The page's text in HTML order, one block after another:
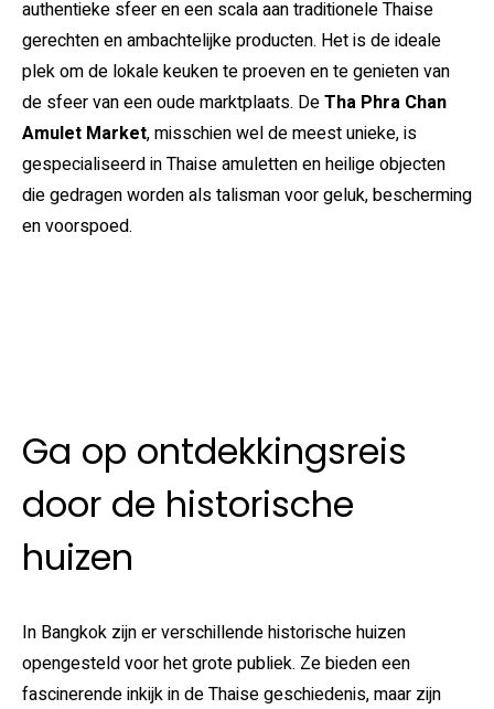
authentieke sfeer en een scala aan traditionele Thaise
gerechten en ambachtelijke producten. Het is de ideale
plek om de lokale keuken te proeven en te genieten van
de sfeer van een oude marktplaats. DeTha Phra Chan
Amulet Market, misschien wel de meest unieke, is
gespecialiseerd in Thaise amuletten en heilige objecten
die gedragen worden als talisman voor geluk, bescherming
en voorspoed.
Ga op ontdekkingsreis
door de historische
huizen
In Bangkok zijn er verschillende historische huizen
opengesteld voor het grote publiek. Ze bieden een
fascinerende inkijk in de Thaise geschiedenis, maar zijn